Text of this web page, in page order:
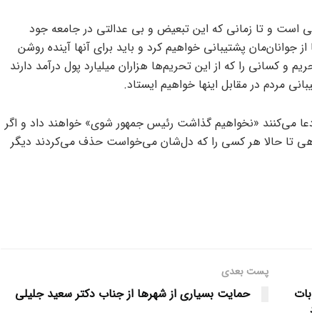
است و تا زمانی که این تبعیض و بی عدالتی در جامعه جود
پشتیبانی خواهیم کرد و باید برای آنها آینده روشن
و کسانی را که از این تحریم‌ها هزاران میلیارد پول درآمد دارند
مردم در مقابل اینها خواهیم ایستاد.
می‌کنند «نخواهیم گذاشت رئیس جمهور شوی» خواهند داد و اگر
تا حالا هر کسی را که دل‌شان می‌خواست حذف می‌کردند دیگر
پست بعدی
حمایت بسیاری از شهرها از جناب دکتر سعید جلیلی